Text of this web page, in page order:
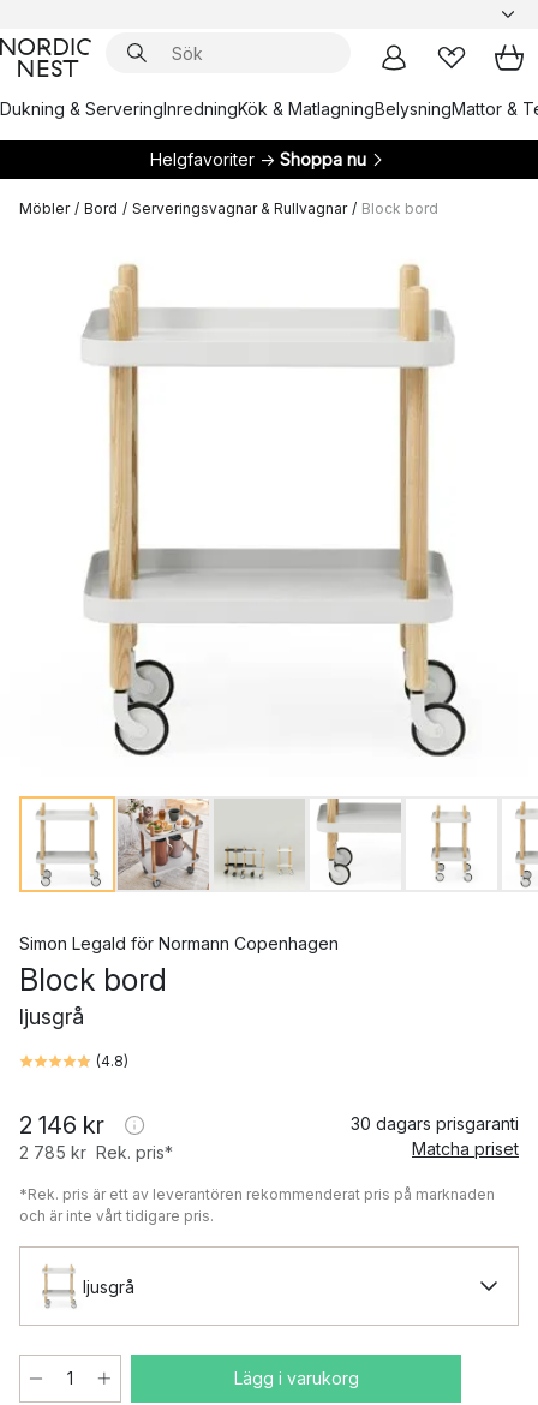
Dukning & ServeringInredningKök & MatlagningBelysningMattor &
Helgfavoriter → Shoppa nu
Möbler / Bord / Serveringsvagnar & Rullvagnar / Block bord
Simon Legald för Normann Copenhagen
Block bord
ljusgrå
(4.8)
2 146 kr
2 785 kr Rek. pris*
30 dagars prisgaranti
Matcha priset
*Rek. pris är ett av leverantören rekommenderat pris på marknaden
och är inte vårt tidigare pris.
ljusgrå
Lägg i varukorg